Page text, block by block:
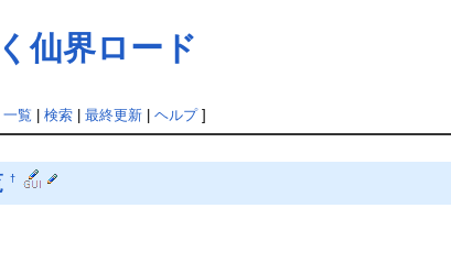
仙界ロード
一覧 検索| 最終更新| ヘルプ]
†